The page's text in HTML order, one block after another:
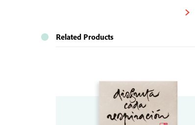
Related Products